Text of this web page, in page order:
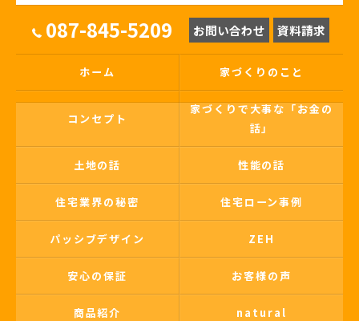
087-845-5209 お問い合わせ 資料請求
ホーム 家づくりのこと
コンセプト
家づくりで大事な「お金の
話」
土地の話 性能の話
住宅業界の秘密 住宅ローン事例
パッシブデザイン ZEH
安心の保証 お客様の声
商品紹介 natural